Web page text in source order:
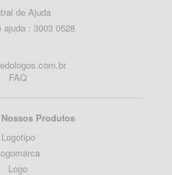
de Ajuda
ajuda : 3003 0528
FAQ
Produtos
Logotipo
Logo